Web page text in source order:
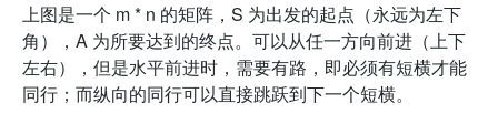
上图是一个 m * n 的矩阵，S 为出发的起点（永远为左下
角），A 为所要达到的终点。可以从任一方向前进（上下
左右），但是水平前进时，需要有路，即必须有短横才能
同行；而纵向的同行可以直接跳跃到下一个短横。